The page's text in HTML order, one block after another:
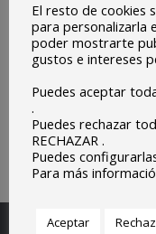
Escuelas
El resto de cookies
para personalizarla
poder mostrarte
gustos e intereses
Puedes aceptar
.
Puedes rechazar
RECHAZAR .
Puedes
Para más
Aceptar